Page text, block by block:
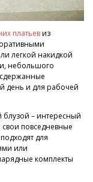
платьевиз
легкой накидкой
небольшого
день и для рабочей
– интересный
повседневные
для
или
комплекты